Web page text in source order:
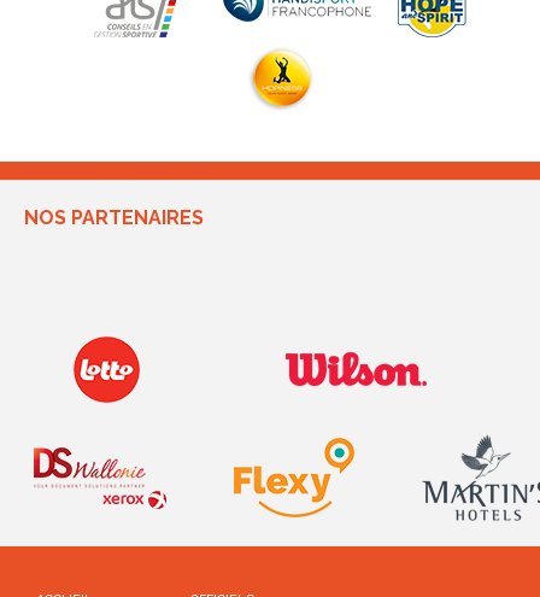
NOS PARTENAIRES